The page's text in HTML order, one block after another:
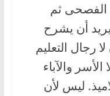
الفصحى ثم
أن يشرح
رجال التعليم
والآباء
ليس لأن